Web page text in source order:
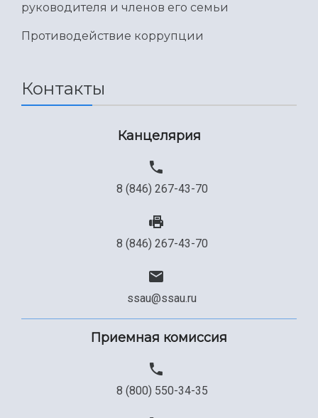
руководителя и членов его семьи
Противодействие коррупции
Контакты
Канцелярия
8 (846) 267-43-70
8 (846) 267-43-70
ssau@ssau.ru
Приемная комиссия
8 (800) 550-34-35